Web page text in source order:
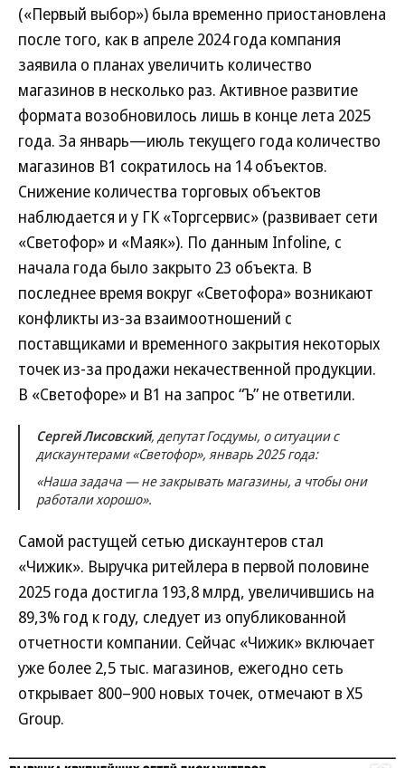
(«Первый выбор») была временно приостановлена
после того, как в апреле 2024 года компания
заявила о планах увеличить количество
магазинов в несколько раз. Активное развитие
формата возобновилось лишь в конце лета 2025
года. За январь—июль текущего года количество
магазинов В1 сократилось на 14 объектов.
Снижение количества торговых объектов
наблюдается и у ГК «Торгсервис» (развивает сети
«Светофор» и «Маяк»). По данным Infoline, с
начала года было закрыто 23 объекта. В
последнее время вокруг «Светофора» возникают
конфликты из-за взаимоотношений с
поставщиками и временного закрытия некоторых
точек из-за продажи некачественной продукции.
В «Светофоре» и В1 на запрос “Ъ” не ответили.
Сергей Лисовский, депутат Госдумы, о ситуации с
дискаунтерами «Светофор», январь 2025 года:
«Наша задача — не закрывать магазины, а чтобы они
работали хорошо».
Самой растущей сетью дискаунтеров стал
«Чижик». Выручка ритейлера в первой половине
2025 года достигла 193,8 млрд, увеличившись на
89,3% год к году, следует из опубликованной
отчетности компании. Сейчас «Чижик» включает
уже более 2,5 тыс. магазинов, ежегодно сеть
открывает 800–900 новых точек, отмечают в X5
Group.